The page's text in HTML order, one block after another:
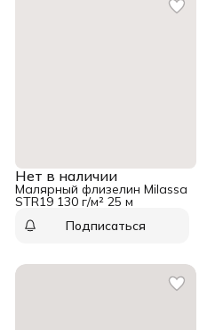
Нет в наличии
Малярный флизелин Milassa
STR19 130 г/м² 25 м
Подписаться